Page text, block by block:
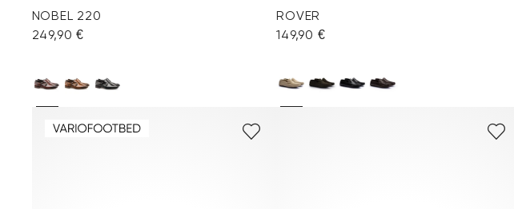
NOBEL 220
249,90 €
ROVER
149,90 €